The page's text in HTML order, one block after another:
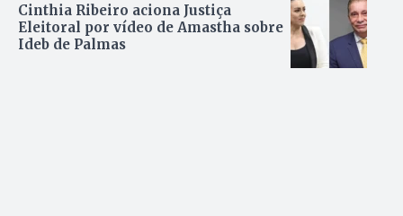
Cinthia Ribeiro aciona Justiça
Eleitoral por vídeo de Amastha sobre
Ideb de Palmas